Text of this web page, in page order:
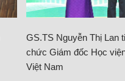
GS.TS Nguyễn Thị Lan
chức Giám đốc Học
Việt Nam